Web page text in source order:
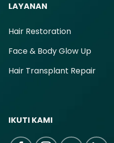
LAYANAN
Hair Restoration
Face & Body Glow Up
Hair Transplant Repair
IKUTI KAMI